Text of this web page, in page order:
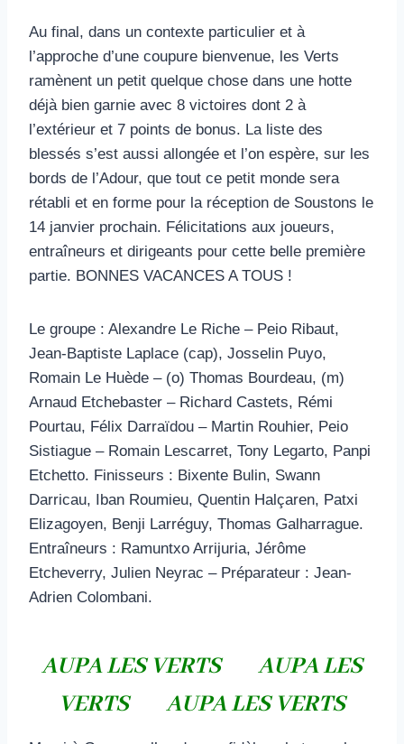
Au final, dans un contexte particulier et à
l’approche d’une coupure bienvenue, les Verts
ramènent un petit quelque chose dans une hotte
déjà bien garnie avec 8 victoires dont 2 à
l’extérieur et 7 points de bonus. La liste des
blessés s’est aussi allongée et l’on espère, sur les
bords de l’Adour, que tout ce petit monde sera
rétabli et en forme pour la réception de Soustons le
14 janvier prochain. Félicitations aux joueurs,
entraîneurs et dirigeants pour cette belle première
partie. BONNES VACANCES A TOUS !
Le groupe : Alexandre Le Riche – Peio Ribaut,
Jean-Baptiste Laplace (cap), Josselin Puyo,
Romain Le Huède – (o) Thomas Bourdeau, (m)
Arnaud Etchebaster – Richard Castets, Rémi
Pourtau, Félix Darraïdou – Martin Rouhier, Peio
Sistiague – Romain Lescarret, Tony Legarto, Panpi
Etchetto. Finisseurs : Bixente Bulin, Swann
Darricau, Iban Roumieu, Quentin Halçaren, Patxi
Elizagoyen, Benji Larréguy, Thomas Galharrague.
Entraîneurs : Ramuntxo Arrijuria, Jérôme
Etcheverry, Julien Neyrac – Préparateur : Jean-
Adrien Colombani.
AUPA LES VERTS AUPA LES
VERTS AUPA LES VERTS